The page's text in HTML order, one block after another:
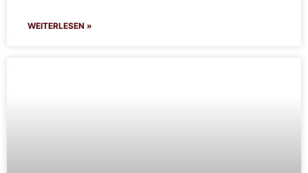
WEITERLESEN »